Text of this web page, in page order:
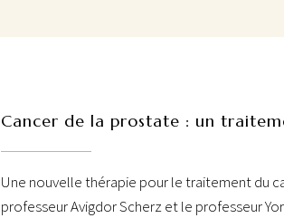
Cancer de la prostate : un
Une nouvelle thérapie pour le traitement du
professeur Avigdor Scherz et le professeur